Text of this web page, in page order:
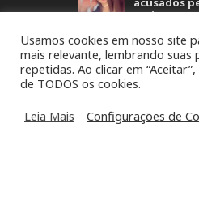
Perin
2º
Polícia Civil
homicídio
trecho da
nesta
Usamos cookies em nosso site
mais relevante, lembrando suas
repetidas. Ao clicar em
de TODOS os cookies.
Leia Mais
Configurações de